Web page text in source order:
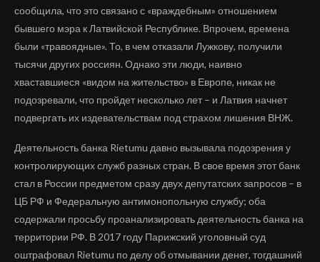
сообщила, что это связано с «враждебным» отношением
бывшего мэра к Латвийской Республике. Впрочем, времена
были «травоядные». То, в чем отказали Лужкову, получили
тысячи других россиян. Однако эти люди, наивно
хваставшиеся «видом на жительство» в Европе, никак не
подозревали, что пройдет несколько лет – и Латвия начнет
подвергать их издевательствам под страхом лишения ВНЖ.
Деятельность банка Rietumu давно вызывала подозрения у
контролирующих служб разных стран. В свое время этот банк
стал в России предметом сразу двух депутатских запросов – в
ЦБ РФ и Федеральную антимонопольную службу; оба
содержали просьбу проанализировать деятельность банка на
территории РФ. В 2017 году Парижский уголовный суд
оштрафовал Rietumu по делу об отмывании денег, тогдашний